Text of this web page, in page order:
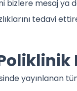
bizlere mesaj ya
tedavi
yayınlanan